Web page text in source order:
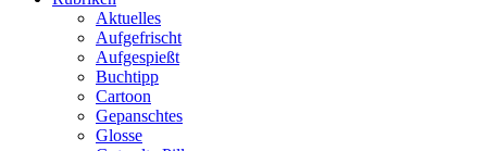
Aktuelles
Aufgefrischt
Aufgespießt
Buchtipp
Cartoon
Gepanschtes
Glosse